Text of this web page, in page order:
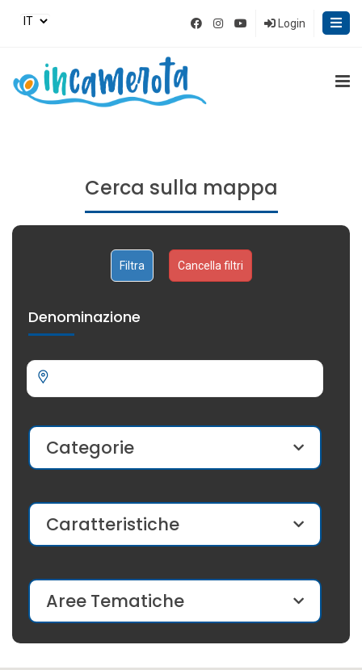
Login
Cerca sulla mappa
Denominazione
Cancella filtri
Categorie
Caratteristiche
Aree Tematiche